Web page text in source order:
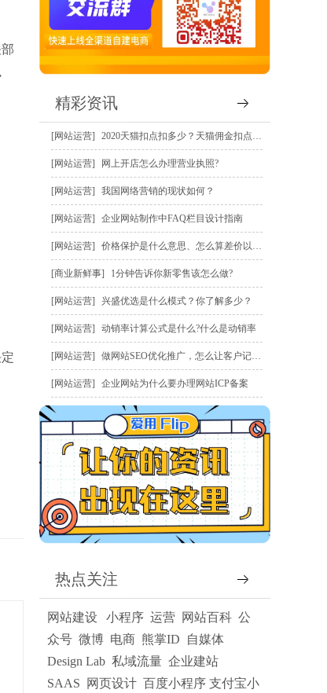
精彩资讯
网站运营 2020天猫扣点扣多少？天猫佣金扣点规则？
网站运营 网上开店怎么办理营业执照?
网站运营 我国网络营销的现状如何？
网站运营 企业网站制作中FAQ栏目设计指南
网站运营 价格保护是什么意思、怎么算差价以及怎么申请价保赔偿？
商业新鲜事 1分钟告诉你新零售该怎么做?
网站运营 兴盛优选是什么模式？你了解多少？
网站运营 动销率计算公式是什么?什么是动销率
网站运营 做网站SEO优化推广，怎么让客户记住我？
网站运营 企业网站为什么要办理网站ICP备案
热点关注
网站建设 小程序 运营 网站百科 公
众号 微博 电商 熊掌ID
自媒体
Design Lab 私域流量 企业建站
SAAS
网页设计 百度小程序 支付宝小